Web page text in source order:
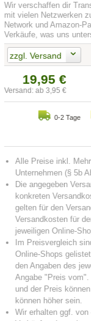
Wir verschaffen dir
mit vielen Netzwerken
Network und Amazon-
Verkäufe, was uns
zzgl. Versand
19,95 €
Versand: ab 3,95 €
0-2 Tage